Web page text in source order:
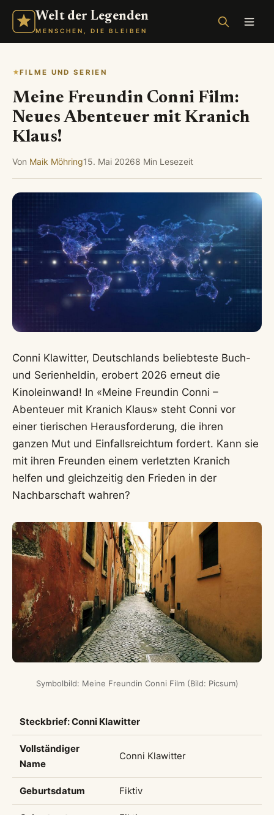
Welt der Legenden
MENSCHEN, DIE BLEIBEN
FILME UND SERIEN
Meine Freundin Conni Film:
Neues Abenteuer mit Kranich
Klaus!
Von Maik Möhring15. Mai 20268 Min Lesezeit
Conni Klawitter, Deutschlands beliebteste Buch-
und Serienheldin, erobert 2026 erneut die
Kinoleinwand! In «Meine Freundin Conni –
Abenteuer mit Kranich Klaus» steht Conni vor
einer tierischen Herausforderung, die ihren
ganzen Mut und Einfallsreichtum fordert. Kann sie
mit ihren Freunden einem verletzten Kranich
helfen und gleichzeitig den Frieden in der
Nachbarschaft wahren?
Symbolbild: Meine Freundin Conni Film (Bild: Picsum)
Steckbrief: Conni Klawitter
Vollständiger
Name
Conni Klawitter
Geburtsdatum Fiktiv